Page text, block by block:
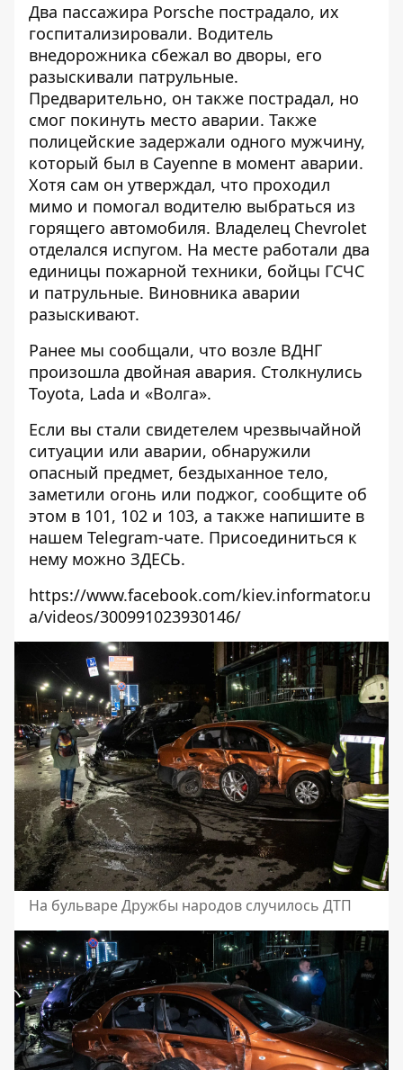
Два пассажира Porsche пострадало, их
госпитализировали. Водитель
внедорожника сбежал во дворы, его
разыскивали патрульные.
Предварительно, он также пострадал, но
смог покинуть место аварии. Также
полицейские задержали одного мужчину,
который был в Cayenne в момент аварии.
Хотя сам он утверждал, что проходил
мимо и помогал водителю выбраться из
горящего автомобиля. Владелец Chevrolet
отделался испугом. На месте работали два
единицы пожарной техники, бойцы ГСЧС
и патрульные. Виновника аварии
разыскивают.
Ранее мы сообщали, что возле ВДНГ
произошла двойная авария. Столкнулись
Toyota, Lada и «Волга».
Если вы стали свидетелем чрезвычайной
ситуации или аварии, обнаружили
опасный предмет, бездыханное тело,
заметили огонь или поджог, сообщите об
этом в 101, 102 и 103, а также напишите в
нашем Telegram-чате. Присоединиться к
нему можно ЗДЕСЬ.
https://www.facebook.com/kiev.informator.u
a/videos/300991023930146/
На бульваре Дружбы народов случилось ДТП